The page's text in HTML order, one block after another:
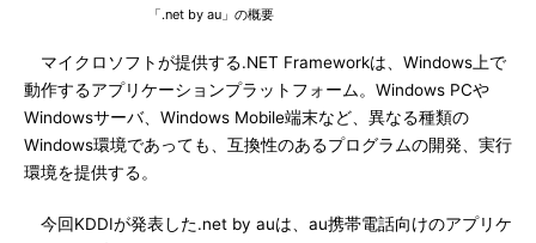
「.net by au」の概要
マイクロソフトが提供する.NET Frameworkは、Windows上で
動作するアプリケーションプラットフォーム。Windows PCや
Windowsサーバ、Windows Mobile端末など、異なる種類の
Windows環境であっても、互換性のあるプログラムの開発、実行
環境を提供する。
今回KDDIが発表した.net by auは、au携帯電話向けのアプリケ